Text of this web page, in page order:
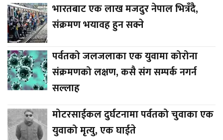
भारतबाट एक लाख मजदुर नेपाल भित्रँदै,
संक्रमण भयावह हुन सक्ने
पर्वतको जलजलाका एक युवामा कोरोना
संक्रमणको लक्षण, कसै संग सम्पर्क नगर्न
सल्लाह
मोटरसाईकल दुर्घटनामा पर्वतको चुवाका एक
युवाको मृत्यु, एक घाईते